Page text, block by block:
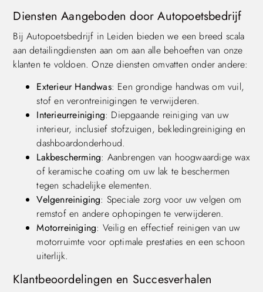
Diensten Aangeboden door Autopoetsbedrijf
Bij Autopoetsbedrijf in Leiden bieden we een breed scala
aan detailingdiensten aan om aan alle behoeften van onze
klanten te voldoen. Onze diensten omvatten onder andere:
Exterieur Handwas: Een grondige handwas om vuil,
stof en verontreinigingen te verwijderen.
Interieurreiniging: Diepgaande reiniging van uw
interieur, inclusief stofzuigen, bekledingreiniging en
dashboardonderhoud.
Lakbescherming: Aanbrengen van hoogwaardige wax
of keramische coating om uw lak te beschermen
tegen schadelijke elementen.
Velgenreiniging: Speciale zorg voor uw velgen om
remstof en andere ophopingen te verwijderen.
Motorreiniging: Veilig en effectief reinigen van uw
motorruimte voor optimale prestaties en een schoon
uiterlijk.
Klantbeoordelingen en Succesverhalen